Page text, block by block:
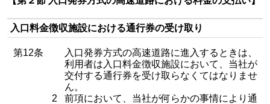
入口料金徴収施設における通行券の受け取り
第12条
入口発券方式の高速道路に進入するときは、
利用者は入口料金徴収施設において、当社が
交付する通行券を受け取らなくてはなりませ
ん。
2 前項において、当社が何らかの事情により通